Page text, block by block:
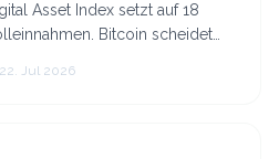
Asset Index setzt auf 18
Bitcoin scheidet
für Halter aus dem.
22. Jul 2026